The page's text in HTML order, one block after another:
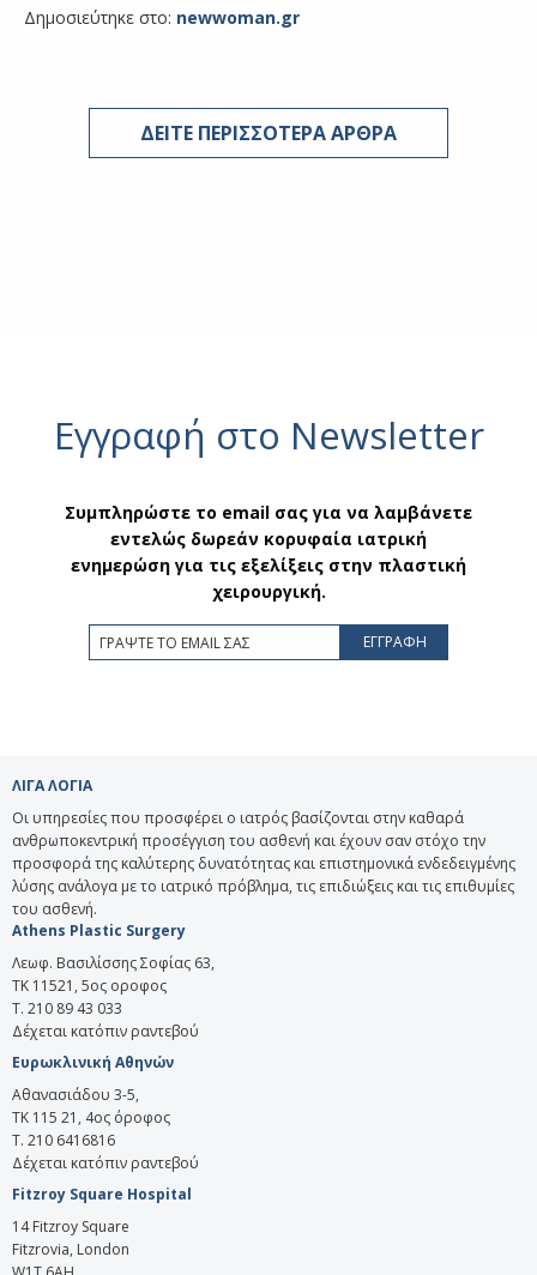
Δημοσιεύτηκε στο: newwoman.gr
ΔΕΙΤΕ ΠΕΡΙΣΣΟΤΕΡΑ ΑΡΘΡΑ
Εγγραφή στο Newsletter
Συμπληρώστε το email σας για να λαμβάνετε
εντελώς δωρεάν κορυφαία ιατρική
ενημερώση για τις εξελίξεις στην πλαστική
χειρουργική.
ΛΙΓΑ ΛΟΓΙΑ
Οι υπηρεσίες που προσφέρει ο ιατρός βασίζονται στην καθαρά
ανθρωποκεντρική προσέγγιση του ασθενή και έχουν σαν στόχο την
προσφορά της καλύτερης δυνατότητας και επιστημονικά ενδεδειγμένης
λύσης ανάλογα με το ιατρικό πρόβλημα, τις επιδιώξεις και τις επιθυμίες
του ασθενή.
Athens Plastic Surgery
Λεωφ. Βασιλίσσης Σοφίας 63,
ΤΚ 11521, 5ος οροφος
T. 210 89 43 033
Δέχεται κατόπιν ραντεβού
Ευρωκλινική Αθηνών
Αθανασιάδου 3-5,
ΤΚ 115 21, 4ος όροφος
Τ. 210 6416816
Δέχεται κατόπιν ραντεβού
Fitzroy Square Hospital
14 Fitzroy Square
Fitzrovia, London